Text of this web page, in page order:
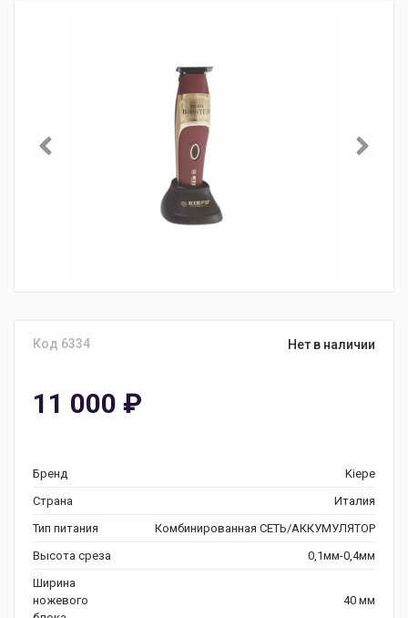
Код 6334 Нет в наличии
11 000 ₽
Бренд
Kiepe
Страна
Италия
Тип питания
Комбинированная СЕТЬ/АККУМУЛЯТОР
Высота среза
0,1мм-0,4мм
Ширина
ножевого
40 мм